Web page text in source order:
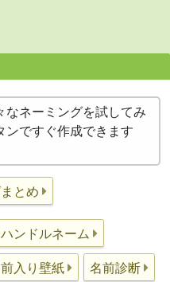
なネーミングを試してみ
ンですぐ作成できます
とめ
ハンドルネーム
入り壁紙 名前診断